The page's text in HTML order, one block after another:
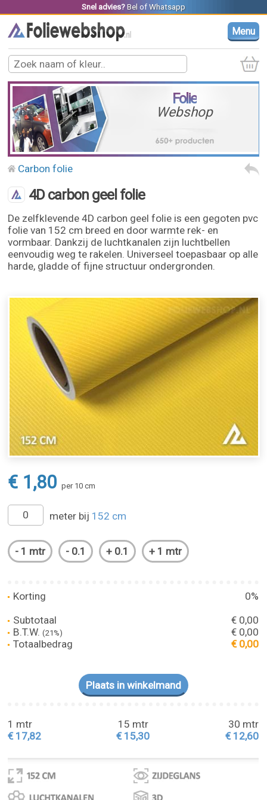
Snel advies? Belof Whatsapp
Menu
Folie
Webshop
Carbon folie
4D carbon geel folie
De zelfklevende 4D carbon geel folie is een gegoten pvc
folie van 152 cm breed en door warmte rek- en
vormbaar. Dankzij de luchtkanalen zijn luchtbellen
eenvoudig weg te rakelen. Universeel toepasbaar op alle
harde, gladde of fijne structuur ondergronden.
€ 1,80 per 10 cm
meter bij 152 cm
Korting
0%
Subtotaal
€ 0,00
B.T.W.(21%)
€ 0,00
Totaalbedrag
€ 0,00
1 mtr
€ 17,82
15 mtr
€ 15,30
30 mtr
€ 12,60